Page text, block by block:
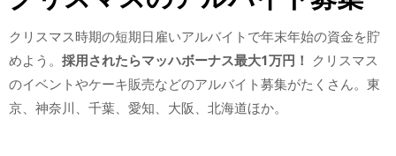
クリスマス時期の短期日雇いアルバイトで年末年始の資金を貯
めよう。 採用されたらマッハボーナス最大1万円！ クリスマス
のイベントやケーキ販売などのアルバイト募集がたくさん。東
京、神奈川、千葉、愛知、大阪、北海道ほか。